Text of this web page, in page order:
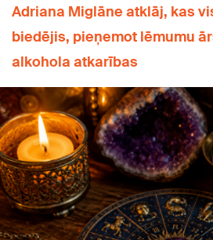
Adriana Miglāne atklāj, kas
biedējis, pieņemot lēmumu
alkohola atkarības